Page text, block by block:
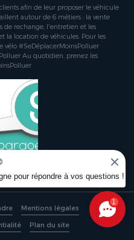
afin de leur proposer le véhicule
autour de 6 métiers : la vente
de rechange, l'entretien et les
la location de véhicules. Pour les
vélo #SeDéplacerMoinsPolluer
Au quotidien, prenez les
Mentions légales
Plan du site
1
pour répondre à vos questions !